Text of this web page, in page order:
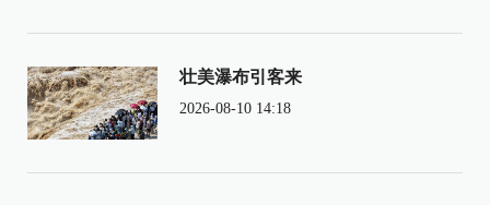
壮美瀑布引客来
2026-08-10 14:18